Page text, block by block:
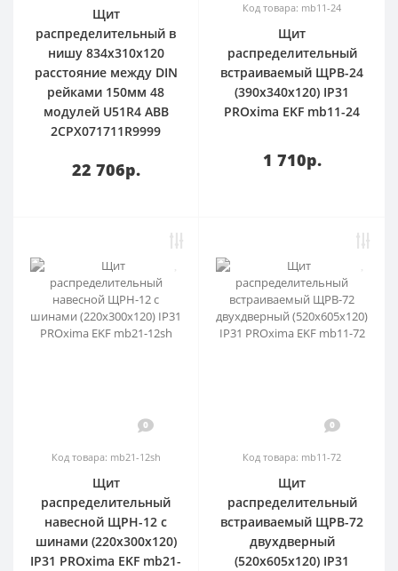
Щит
распределительный в
нишу 834х310х120
расстояние между DIN
рейками 150мм 48
модулей U51R4 ABB
2CPX071711R9999
22 706р.
Код товара: mb11-24
Щит
распределительный
встраиваемый ЩРВ-24
(390х340х120) IP31
PROxima EKF mb11-24
1 710р.
0
Код товара: mb21-12sh
Щит
распределительный
навесной ЩРН-12 с
шинами (220х300х120)
IP31 PROxima EKF mb21-
0
Код товара: mb11-72
Щит
распределительный
встраиваемый ЩРВ-72
двухдверный
(520х605х120) IP31